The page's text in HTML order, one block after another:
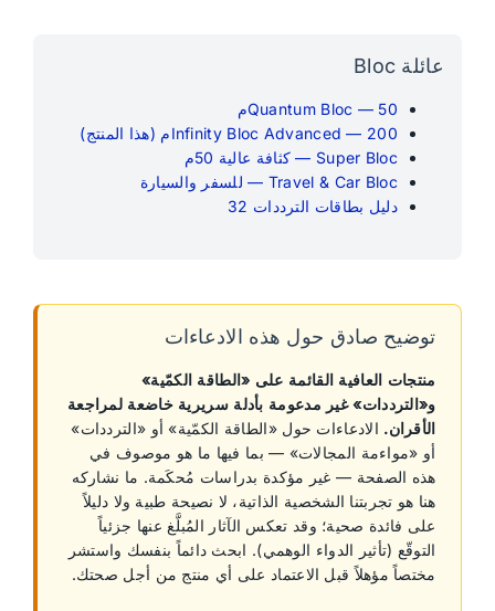
عائلة Bloc
Quantum Bloc — 50م
Infinity Bloc Advanced — 200م (هذا المنتج)
Super Bloc — كثافة عالية 50م
Travel & Car Bloc — للسفر والسيارة
دليل بطاقات الترددات 32
توضيح صادق حول هذه الادعاءات
منتجات العافية القائمة على «الطاقة الكمّية»
و«الترددات» غير مدعومة بأدلة سريرية خاضعة لمراجعة
الأقران. الادعاءات حول «الطاقة الكمّية» أو «الترددات»
أو «مواءمة المجالات» — بما فيها ما هو موصوف في
هذه الصفحة — غير مؤكدة بدراسات مُحكَمة. ما نشاركه
هنا هو تجربتنا الشخصية الذاتية، لا نصيحة طبية ولا دليلاً
على فائدة صحية؛ وقد تعكس الآثار المُبلَّغ عنها جزئياً
التوقّع (تأثير الدواء الوهمي). ابحث دائماً بنفسك واستشر
مختصاً مؤهلاً قبل الاعتماد على أي منتج من أجل صحتك.